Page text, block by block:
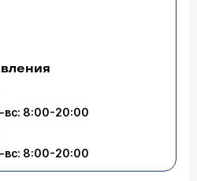
вс: 8:00-20:00
вс: 8:00-20:00